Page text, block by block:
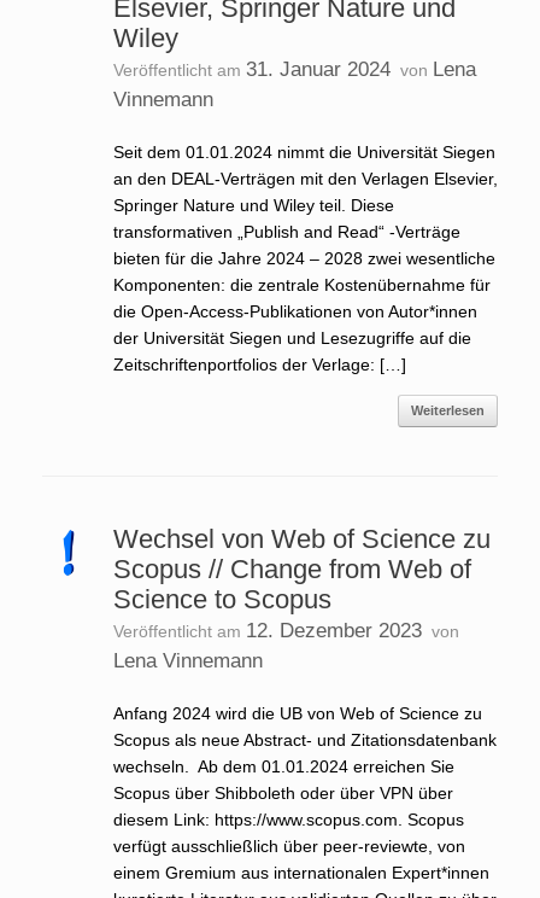
Elsevier, Springer Nature und
Wiley
Veröffentlicht am 31. Januar 2024 von Lena
Vinnemann
Seit dem 01.01.2024 nimmt die Universität Siegen
an den DEAL-Verträgen mit den Verlagen Elsevier,
Springer Nature und Wiley teil. Diese
transformativen „Publish and Read“ -Verträge
bieten für die Jahre 2024 – 2028 zwei wesentliche
Komponenten: die zentrale Kostenübernahme für
die Open-Access-Publikationen von Autor*innen
der Universität Siegen und Lesezugriffe auf die
Zeitschriftenportfolios der Verlage: […]
Weiterlesen
Wechsel von Web of Science zu
Scopus // Change from Web of
Science to Scopus
Veröffentlicht am 12. Dezember 2023 von
Lena Vinnemann
Anfang 2024 wird die UB von Web of Science zu
Scopus als neue Abstract- und Zitationsdatenbank
wechseln. Ab dem 01.01.2024 erreichen Sie
Scopus über Shibboleth oder über VPN über
diesem Link: https://www.scopus.com. Scopus
verfügt ausschließlich über peer-reviewte, von
einem Gremium aus internationalen Expert*innen